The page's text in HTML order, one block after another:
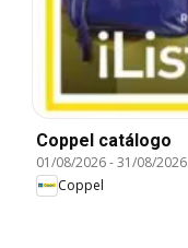
Coppel catálogo
01/08/2026-31/08/2026
Coppel